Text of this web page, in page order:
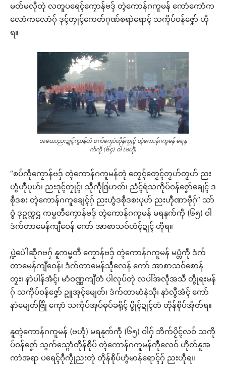
မတ်မလီုတုဲ လတူပရေၚ်ကၠောန်ဗဒှ် တ္ၚဲကောန်ဂကူမန် ကောံကောံက
လောံကလောံဂှ် ဒုၚ်တၠုၚ်ကေတ်ဂုဏ်စရာဲရောၚ် သကိုပ်ဝန်ဇၞော် ဟီု
ရ။
အဃောညးဍုၚ်ကွာန်တံ ဇက်ကၠောဲတိုန်ကၠုၚ် တ္ၚဲကောန်ဂကူမန် မရနု
က်ကဵု (၆၄) ဝါ (ဗဟဵု)
“စပ်ကဵုကၠောန်ဗဒှ် တ္ၚဲကောန်ဂကူမန်တုဲ တၟေၚ်တၟေၚ်တၟဟ်တၟဟ် ညး
ဟွံဟီုပုဟ်၊ ညးဒုၚ်တၠုၚ်၊ သီုကဵုဇြဟတ်၊ ညံၚ်ရဴသကိုပ်ဝန်ဇၞော်ချေၚ် ဒ
စဵုဒစး တ္ၚဲကောန်ဂကူချေၚ်ဂှ် ညးဟွံဒစဵုဒစးပုဟ် ညးဟီုဏာဗီုဂှ်” သာ်
ဝွံ ဒုဥက္ကဌ ကမ္မတဳကၠောန်ဗဒှ် တ္ၚဲကောန်ဂကူမန် မရနုက်ကဵု (၆၅) ဝါ
ဒံက်တာမေန်ကျဳဝေန် ကော် အာစာသဝ်ဟံၚ်ဍုၚ် ဟီုရ။
ပ္ဍဲပေဲါဆဵုဂဗဂှ် နူကမ္မတဳ ကၠောန်ဗဒှ် တ္ၚဲကောန်ဂကူမန် မပ္တံကဵု ဒံက်
တာမေန်ကျဳဝေန်၊ ဒံက်တာမေန်သဵုလေန် ကော် အာစာသဝ်စောန်
တၟး၊ နာဲပါန်အံၚ်၊ မာံဝဏ္ဏကျဳတံ ပါလုပ်တုဲ လပါ်အလဵုအသဳ တွဵုရးမန်
ဂှ် သကိုပ်ဝန်ဇၞော် ဥူအုၚ်မျေတ်၊ ဒံက်တာမာံနဲသဵု၊ နာဲလွဳအံၚ် ကော်
နာဲမျေတ်ဇြိုဲ ကေုာံ သကိုပ်အုပ်ဓုပ်ခရိုၚ် ပွိုၚ်ဍုၚ်တံ တိုန်စိုပ်အိုတ်ရ။
နူတ္ၚဲကောန်ဂကူမန် (ဗဟဵု) မရနုက်ကဵု (၆၅) ဝါဂှ် ဘိက်ပၟိၚ်လဝ် သကို
ပ်ဝန်ဇၞော် သွက်သ္ဂောံတိုန်စိုပ် တ္ၚဲကောန်ဂကူမန်ကီုလေဝ် ဟိုတ်နူအ
ကာဲအရာ ပရေၚ်ဂီုကၠီုညးတုဲ တိုန်စိုပ်ဟွံမာန်ရောၚ်ဂှ် ညးဟီုရ။